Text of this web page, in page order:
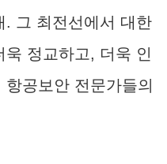
. 그 최전선에서 대한
정교하고, 더욱 인
공보안 전문가들의